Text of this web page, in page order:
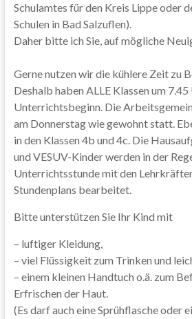
Schulamtes für den Kreis Lippe oder
Schulen in Bad Salzuflen).
Daher bitte ich Sie, auf mögliche
Gerne nutzen wir die kühlere Zeit zu
Deshalb haben ALLE Klassen um 7.45
Unterrichtsbeginn. Die
am Donnerstag wie gewohnt statt.
in den Klassen 4b und 4c. Die
und VESUV-Kinder werden in der
Unterrichtsstunde mit den
Stundenplans bearbeitet.
Bitte unterstützen Sie Ihr Kind mit
– luftiger Kleidung,
– viel Flüssigkeit zum Trinken und
– einem kleinen Handtuch o.ä. zum
Erfrischen der Haut.
(Es darf auch eine Sprühflasche oder